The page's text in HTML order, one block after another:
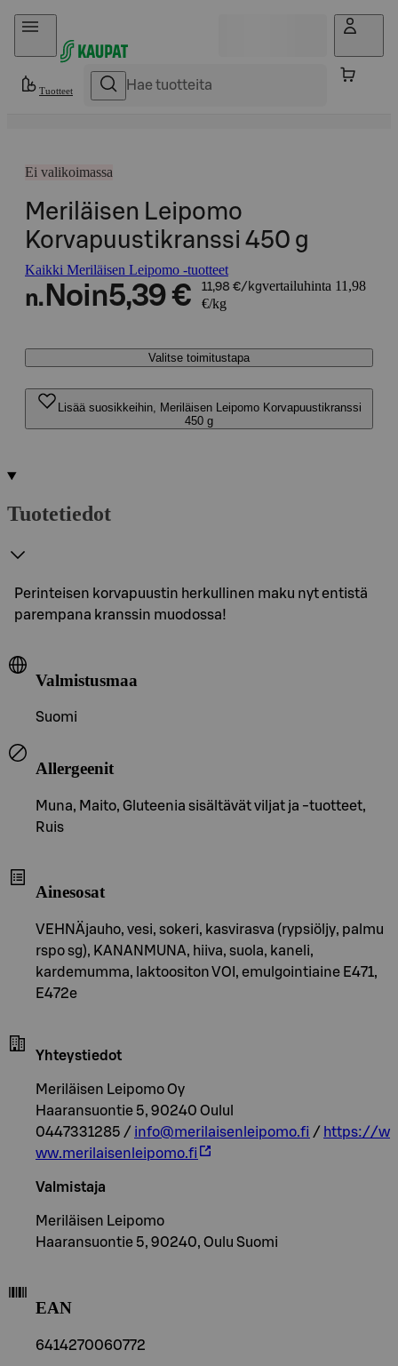
Hyppää sisältöön
Tuotteet
Ei valikoimassa
Meriläisen Leipomo
Korvapuustikranssi 450 g
Kaikki Meriläisen Leipomo -tuotteet
n. Noin5,39 € 11,98 €/kgvertailuhinta 11,98
€/kg
Valitse toimitustapa
Lisää suosikkeihin, Meriläisen Leipomo Korvapuustikranssi
450 g
Tuotetiedot
Perinteisen korvapuustin herkullinen maku nyt entistä
parempana kranssin muodossa!
Valmistusmaa
Suomi
Allergeenit
Muna, Maito, Gluteenia sisältävät viljat ja -tuotteet,
Ruis
Ainesosat
VEHNÄjauho, vesi, sokeri, kasvirasva (rypsiöljy, palmu
rspo sg), KANANMUNA, hiiva, suola, kaneli,
kardemumma, laktoositon VOI, emulgointiaine E471,
E472e
Yhteystiedot
Meriläisen Leipomo Oy
Haaransuontie 5, 90240 Oulul
0447331285 / info@merilaisenleipomo.fi / https://w
ww.merilaisenleipomo.fi
Valmistaja
Meriläisen Leipomo
Haaransuontie 5, 90240, Oulu Suomi
EAN
6414270060772